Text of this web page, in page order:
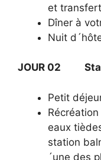
et
Dîner à
Nuit
JOUR 02
Petit
eaux
station
´une des